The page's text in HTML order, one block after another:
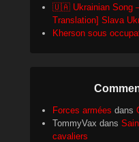
🇺🇦 Ukrainian Song –
Translation] Slava
Kherson sous
Forces armées dans
TommyVax dans
cavaliers